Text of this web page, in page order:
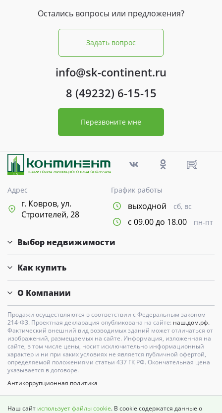
Остались вопросы или предложения?
Задать вопрос
info@sk-continent.ru
8 (49232) 6-15-15
Перезвоните мне
Адрес
г. Ковров, ул.
Строителей, 28
График работы
выходной сб, вс
с 09.00 до 18.00 пн-пт
Выбор недвижимости
Как купить
О Компании
Продажи осуществляются в соответствии с Федеральным законом
214-Ф3. Проектная декларация опубликована на сайте: наш.дом.рф.
Фактический внешний вид возводимых зданий может отличаться от
изображений, размещаемых на сайте. Информация, изложенная на
сайте, в том числе цены, носит исключительно информационный
характер и ни при каких условиях не является публичной офертой,
определяемой положениями статьи 437 ГК РФ. Окончательная цена
указывается в договоре.
Антикоррупционная политика
Наш сайт использует файлы cookie. В cookie содержатся данные о